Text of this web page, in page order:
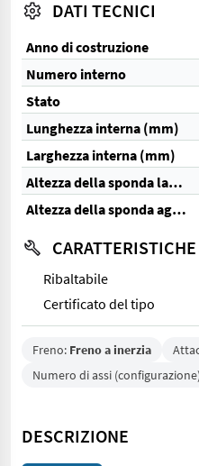
DATI TECNICI
Anno di costruzione
Numero interno
Stato
Lunghezza interna (mm)
Larghezza interna (mm)
Altezza della sponda laterale (mm)
Altezza della sponda aggiuntiva (mm)
CARATTERISTICHE
Ribaltabile
Certificato del tipo
Freno: Freno a inerzia
Numero di assi
DESCRIZIONE